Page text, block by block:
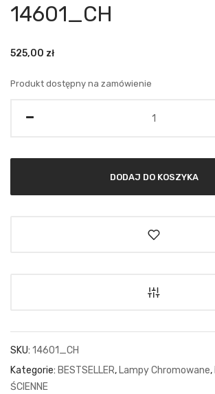
14601_CH
525,00 zł
Produkt dostępny na zamówienie
DODAJ DO KOSZYKA
SKU: 14601_CH
Kategorie: BESTSELLER, Lampy Chromowane,
ŚCIENNE